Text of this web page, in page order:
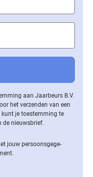
aan Jaarbeurs B.V.
het verzenden van een
je toestemming te
de nieuwsbrief.
jouw per­soons­ge­ge­